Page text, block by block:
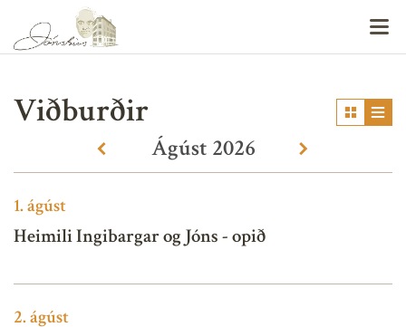
Viðburðir
Ágúst 2026
« »
1.ágúst
Heimili Ingibargar og Jóns - opið
2.ágúst